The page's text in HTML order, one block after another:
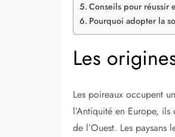
Conseils pour réussir
Pourquoi adopter la
Les
Les poireaux occupent
l’Antiquité en Europe,
de l’Ouest. Les